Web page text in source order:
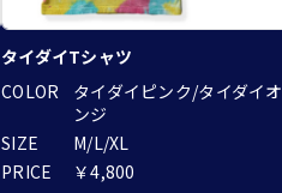
タイダイTシャツ
COLOR
タイダイピンク/タイダイ
ンジ
SIZE
M/L/XL
PRICE
￥4,800